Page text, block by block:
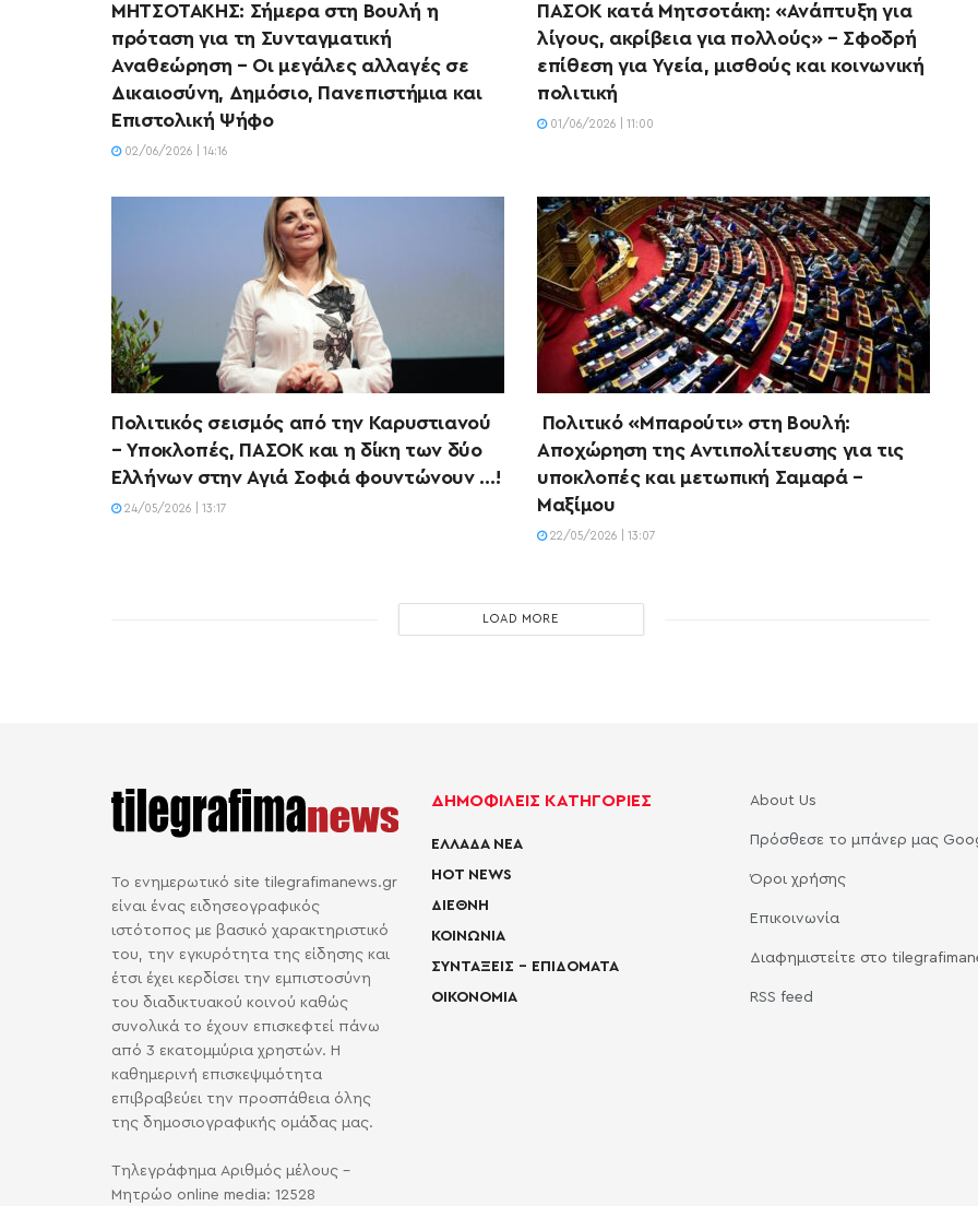
ΜΗΤΣΟΤΑΚΗΣ: Σήμερα στη Βουλή η
πρόταση για τη Συνταγματική
Αναθεώρηση – Οι μεγάλες αλλαγές σε
Δικαιοσύνη, Δημόσιο, Πανεπιστήμια και
Επιστολική Ψήφο
02/06/2026 | 14:16
ΠΑΣΟΚ κατά Μητσοτάκη: «Ανάπτυξη για
λίγους, ακρίβεια για πολλούς» – Σφοδρή
επίθεση για Υγεία, μισθούς και κοινωνική
πολιτική
01/06/2026 | 11:00
Πολιτικός σεισμός από την Καρυστιανού
– Υποκλοπές, ΠΑΣΟΚ και η δίκη των δύο
Ελλήνων στην Αγιά Σοφιά φουντώνουν …!
24/05/2026 | 13:17
Πολιτικό «Μπαρούτι» στη Βουλή:
Αποχώρηση της Αντιπολίτευσης για τις
υποκλοπές και μετωπική Σαμαρά –
Μαξίμου
22/05/2026 | 13:07
LOAD MORE
Το ενημερωτικό site tilegrafimanews.gr
είναι ένας ειδησεογραφικός
ιστότοπος με βασικό χαρακτηριστικό
του, την εγκυρότητα της είδησης και
έτσι έχει κερδίσει την εμπιστοσύνη
του διαδικτυακού κοινού καθώς
συνολικά το έχουν επισκεφτεί πάνω
από 3 εκατομμύρια χρηστών. Η
καθημερινή επισκεψιμότητα
επιβραβεύει την προσπάθεια όλης
της δημοσιογραφικής ομάδας μας.
Τηλεγράφημα Αριθμός μέλους -
Μητρώο online media: 12528
ΔΗΜΟΦΙΛΕΙΣ ΚΑΤΗΓΟΡΙΕΣ
ΕΛΛΑΔΑ ΝΕΑ
HOT NEWS
ΔΙΕΘΝΗ
ΚΟΙΝΩΝΙΑ
ΣΥΝΤΑΞΕΙΣ – ΕΠΙΔΟΜΑΤΑ
ΟΙΚΟΝΟΜΙΑ
About Us
Πρόσθεσε το μπάνερ μας
Όροι χρήσης
Επικοινωνία
Διαφημιστείτε στο
RSS feed